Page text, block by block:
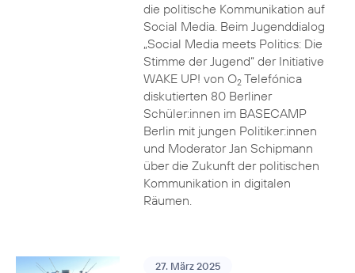
die politische Kommunikation auf
Social Media. Beim Jugenddialog
„Social Media meets Politics: Die
Stimme der Jugend“ der Initiative
WAKE UP! von O2Telefónica
diskutierten 80 Berliner
Schüler:innen im BASECAMP
Berlin mit jungen Politiker:innen
und Moderator Jan Schipmann
über die Zukunft der politischen
Kommunikation in digitalen
Räumen.
27. März 2025